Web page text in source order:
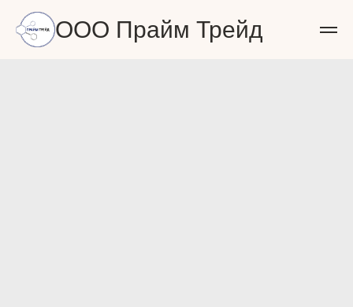
ООО Прайм Трейд